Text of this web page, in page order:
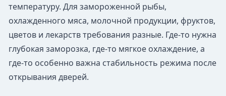
температуру. Для замороженной рыбы,
охлажденного мяса, молочной продукции, фруктов,
цветов и лекарств требования разные. Где-то нужна
глубокая заморозка, где-то мягкое охлаждение, а
где-то особенно важна стабильность режима после
открывания дверей.